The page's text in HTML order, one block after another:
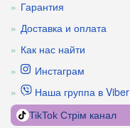
Гарантия
Доставка и оплата
Как нас найти
Инстаграм
Наша группа в Viber
TikTok Стрім канал